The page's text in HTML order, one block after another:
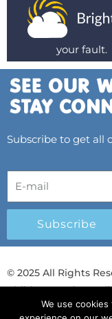
your fault.
Subscribe to get all
Subscribe
© 2025 All Rights
Child Protection
Λογοδοσία και
We use